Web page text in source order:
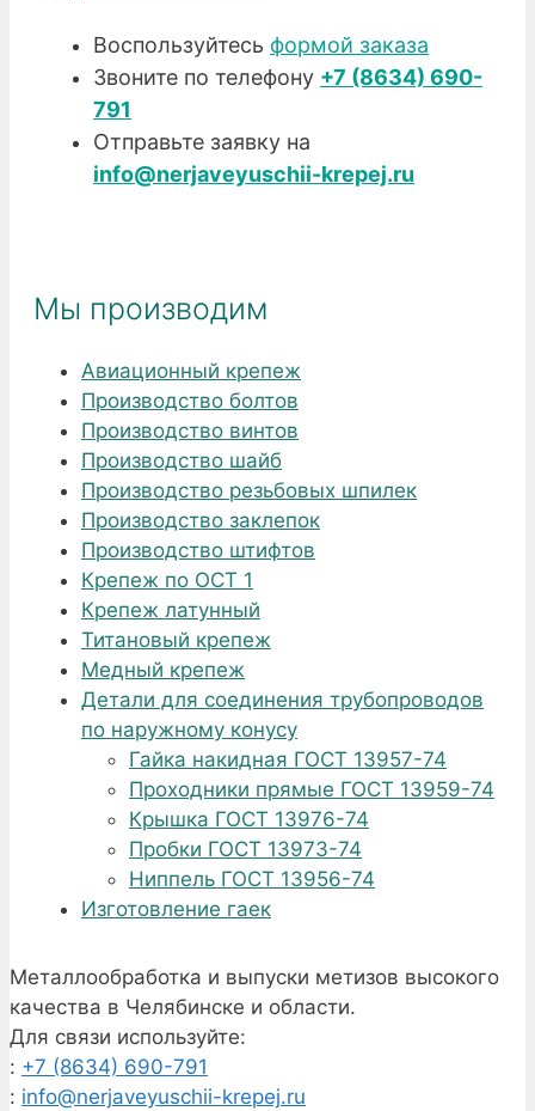
Воспользуйтесь формой заказа
Звоните по телефону +7 (8634) 690-
791
Отправьте заявку на
info@nerjaveyuschii-krepej.ru
Мы производим
Авиационный крепеж
Производство болтов
Производство винтов
Производство шайб
Производство резьбовых шпилек
Производство заклепок
Производство штифтов
Крепеж по ОСТ 1
Крепеж латунный
Титановый крепеж
Медный крепеж
Детали для соединения трубопроводов
по наружному конусу
Гайка накидная ГОСТ 13957-74
Проходники прямые ГОСТ 13959-74
Крышка ГОСТ 13976-74
Пробки ГОСТ 13973-74
Ниппель ГОСТ 13956-74
Изготовление гаек
Металлообработка и выпуски метизов высокого
качества в Челябинске и области.
Для связи используйте:
: +7 (8634) 690-791
: info@nerjaveyuschii-krepej.ru